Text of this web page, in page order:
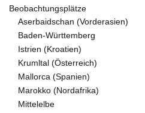
Beobachtungsplätze
Aserbaidschan (Vorderasien)
Baden-Württemberg
Istrien (Kroatien)
Krumltal (Österreich)
Mallorca (Spanien)
Marokko (Nordafrika)
Mittelelbe